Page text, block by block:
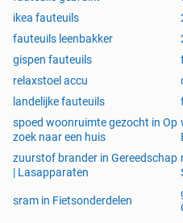
Liessel, Lage Zwaluwe,
Mariaheide, Mariahout,
Odiliapeel, Otterdijk, Oud-
Overloon, Roosendaal,
Raamsdonk, Raamsdonkveer,
Schaijk, Steenbergen,
Stegen, Sterksel, Sleeuwijk,
Ulicoten, Vlijmen, Veen,
Willemstad, Weebosch,
Zevenbergen
ikea fauteuils
fauteuils leenbakker
gispen fauteuils
relaxstoel accu
landelijke fauteuils
spoed woonruimte gezocht in Op
zoek naar een huis
zuurstof brander in Gereedschap
| Lasapparaten
sram in Fietsonderdelen